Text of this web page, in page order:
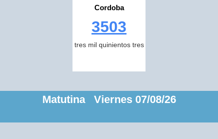
Cordoba
3503
tres mil quinientos tres
Matutina Viernes 07/08/26